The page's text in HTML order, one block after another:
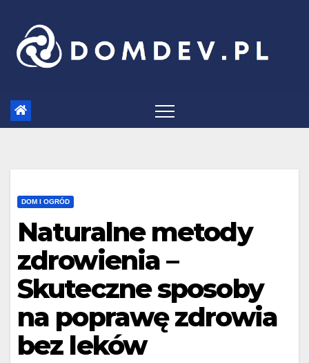
content
DOM I OGRÓD
Naturalne metody
zdrowienia –
Skuteczne sposoby
na poprawę zdrowia
bez leków